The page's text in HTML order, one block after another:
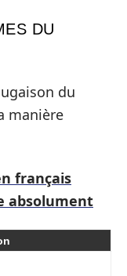
DU
du
manière
français
absolument